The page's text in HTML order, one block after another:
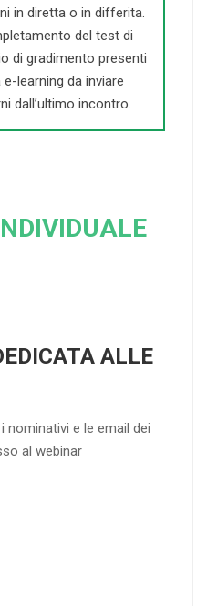
in diretta o in differita.
del test di
di gradimento presenti
learning da inviare
dall’ultimo incontro.
ALLE
nominativi e le email dei
al webinar